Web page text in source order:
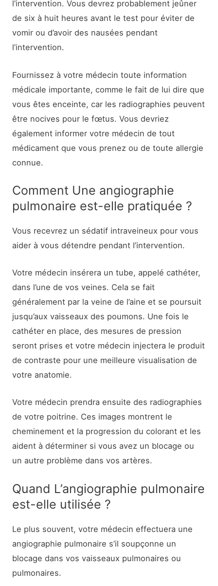
l’intervention. Vous devrez probablement jeûner
de six à huit heures avant le test pour éviter de
vomir ou d’avoir des nausées pendant
l’intervention.
Fournissez à votre médecin toute information
médicale importante, comme le fait de lui dire que
vous êtes enceinte, car les radiographies peuvent
être nocives pour le fœtus. Vous devriez
également informer votre médecin de tout
médicament que vous prenez ou de toute allergie
connue.
Comment Une angiographie
pulmonaire est-elle pratiquée ?
Vous recevrez un sédatif intraveineux pour vous
aider à vous détendre pendant l’intervention.
Votre médecin insérera un tube, appelé cathéter,
dans l’une de vos veines. Cela se fait
généralement par la veine de l’aine et se poursuit
jusqu’aux vaisseaux des poumons. Une fois le
cathéter en place, des mesures de pression
seront prises et votre médecin injectera le produit
de contraste pour une meilleure visualisation de
votre anatomie.
Votre médecin prendra ensuite des radiographies
de votre poitrine. Ces images montrent le
cheminement et la progression du colorant et les
aident à déterminer si vous avez un blocage ou
un autre problème dans vos artères.
Quand L’angiographie pulmonaire
est-elle utilisée ?
Le plus souvent, votre médecin effectuera une
angiographie pulmonaire s’il soupçonne un
blocage dans vos vaisseaux pulmonaires ou
pulmonaires.